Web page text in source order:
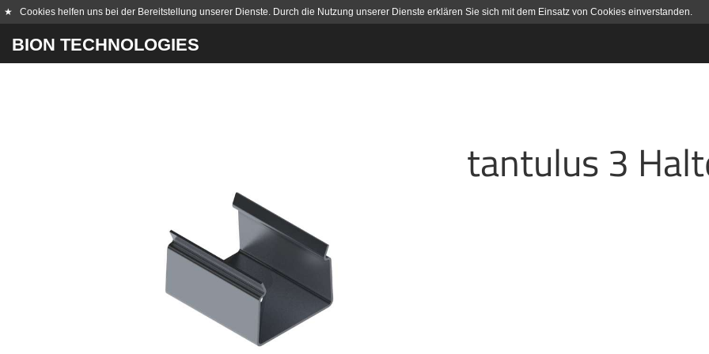
★ Cookies helfen uns bei der Bereitstellung unserer Dienste. Durch die Nutzung unserer Dienste erklären Sie sich mit dem Einsatz von Cookies einverstanden.
BION TECHNOLOGIES
tantulus 3